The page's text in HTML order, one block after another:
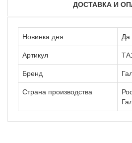
ДОСТАВКА И
Новинка дня Да
Артикул
Бренд
Страна производства